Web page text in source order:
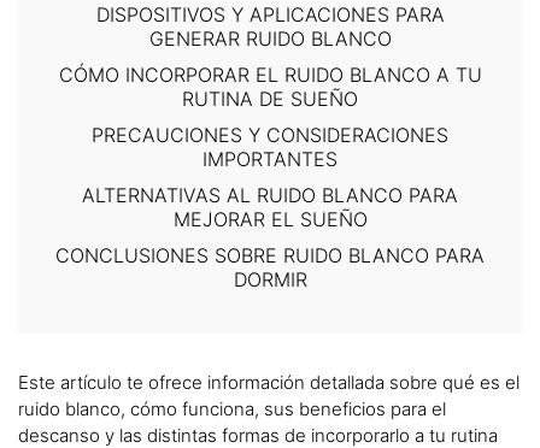
DISPOSITIVOS Y APLICACIONES PARA
GENERAR RUIDO BLANCO
CÓMO INCORPORAR EL RUIDO BLANCO A TU
RUTINA DE SUEÑO
PRECAUCIONES Y CONSIDERACIONES
IMPORTANTES
ALTERNATIVAS AL RUIDO BLANCO PARA
MEJORAR EL SUEÑO
CONCLUSIONES SOBRE RUIDO BLANCO PARA
DORMIR
Este artículo te ofrece información detallada sobre qué es el
ruido blanco, cómo funciona, sus beneficios para el
descanso y las distintas formas de incorporarlo a tu rutina